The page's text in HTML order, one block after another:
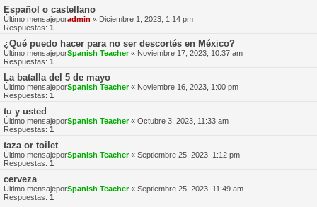
Español o castellano
Último mensajeporadmin « Diciembre 1, 2023, 1:14 pm
Respuestas: 1
¿Qué puedo hacer para no ser descortés en México?
Último mensajeporSpanish Teacher« Noviembre 17, 2023, 10:37 am
Respuestas: 1
La batalla del 5 de mayo
Último mensajeporSpanish Teacher« Noviembre 16, 2023, 1:00 pm
Respuestas: 1
tu y usted
Último mensajeporSpanish Teacher« Octubre 3, 2023, 11:33 am
Respuestas: 1
taza or toilet
Último mensajeporSpanish Teacher« Septiembre 25, 2023, 1:12 pm
Respuestas: 1
cerveza
Último mensajeporSpanish Teacher« Septiembre 25, 2023, 11:49 am
Respuestas: 1